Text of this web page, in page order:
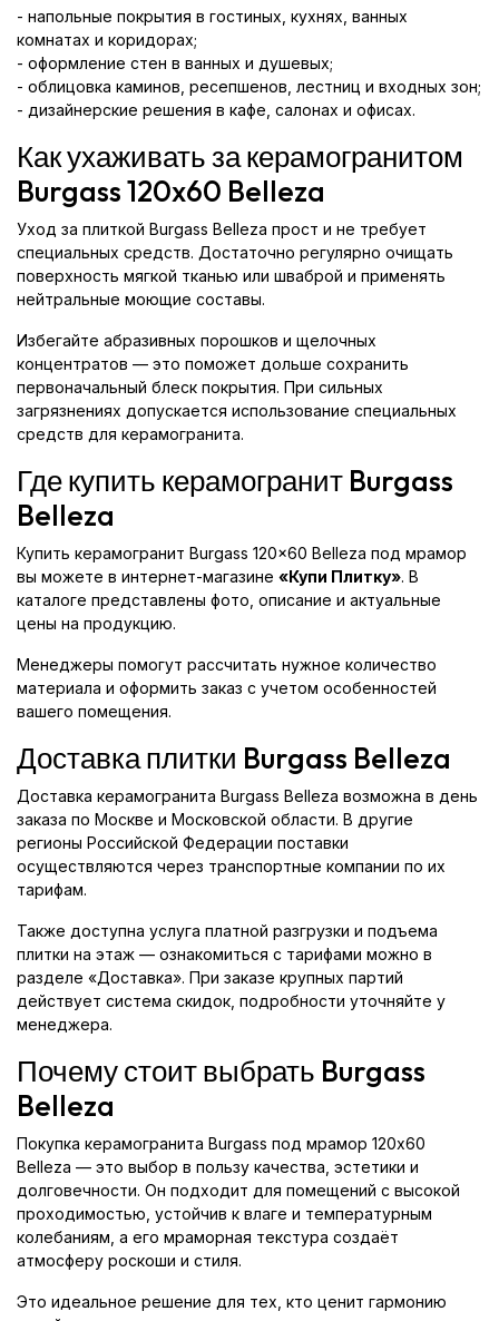
- напольные покрытия в гостиных, кухнях, ванных
комнатах и коридорах;
- оформление стен в ванных и душевых;
- облицовка каминов, ресепшенов, лестниц и входных зон;
- дизайнерские решения в кафе, салонах и офисах.
Как ухаживать за керамогранитом
Burgass 120x60 Belleza
Уход за плиткой Burgass Belleza прост и не требует
специальных средств. Достаточно регулярно очищать
поверхность мягкой тканью или шваброй и применять
нейтральные моющие составы.
Избегайте абразивных порошков и щелочных
концентратов — это поможет дольше сохранить
первоначальный блеск покрытия. При сильных
загрязнениях допускается использование специальных
средств для керамогранита.
Где купить керамогранит Burgass
Belleza
Купить керамогранит Burgass 120x60 Belleza под мрамор
вы можете в интернет-магазине «Купи Плитку». В
каталоге представлены фото, описание и актуальные
цены на продукцию.
Менеджеры помогут рассчитать нужное количество
материала и оформить заказ с учетом особенностей
вашего помещения.
Доставка плитки Burgass Belleza
Доставка керамогранита Burgass Belleza возможна в день
заказа по Москве и Московской области. В другие
регионы Российской Федерации поставки
осуществляются через транспортные компании по их
тарифам.
Также доступна услуга платной разгрузки и подъема
плитки на этаж — ознакомиться с тарифами можно в
разделе «Доставка». При заказе крупных партий
действует система скидок, подробности уточняйте у
менеджера.
Почему стоит выбрать Burgass
Belleza
Покупка керамогранита Burgass под мрамор 120x60
Belleza — это выбор в пользу качества, эстетики и
долговечности. Он подходит для помещений с высокой
проходимостью, устойчив к влаге и температурным
колебаниям, а его мраморная текстура создаёт
атмосферу роскоши и стиля.
Это идеальное решение для тех, кто ценит гармонию